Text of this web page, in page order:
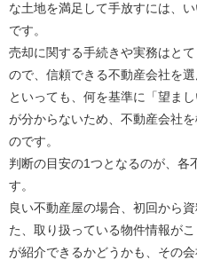
な土地を満足して手放すには、
です。
売却に関する手続きや実務はと
ので、信頼できる不動産会社を選
といっても、何を基準に「望ま
が分からないため、不動産会社
のです。
判断の目安の1つとなるのが、各
す。
良い不動産屋の場合、初回から
た、取り扱っている物件情報が
が紹介できるかどうかも、その